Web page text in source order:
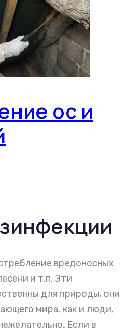
ос и
вредоносных
и т.п. Эти
для природы, они
мира, как и люди,
Если в